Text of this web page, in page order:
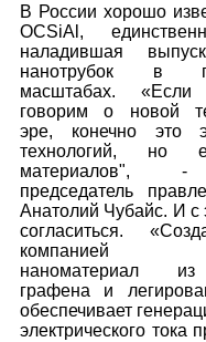
В России хорошо
OCSiAl,
наладившая
нанотрубок в
масштабах.
говорим о новой
эре, конечно это
технологий,
материалов", -
председатель
Анатолий Чубайс. И с
согласиться.
компанией
наноматериал
графена и
обеспечивает
электрического тока